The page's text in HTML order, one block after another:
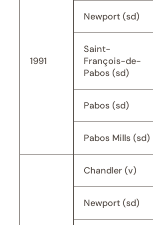
1991
Newport (sd)
Saint-
François-de-
Pabos (sd)
Pabos (sd)
Pabos Mills (sd)
Chandler (v)
Newport (sd)